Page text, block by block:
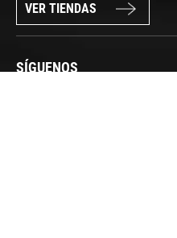
VER TIENDAS
SÍGUENOS